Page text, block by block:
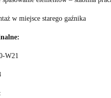
w miejsce starego gaźnika
W21